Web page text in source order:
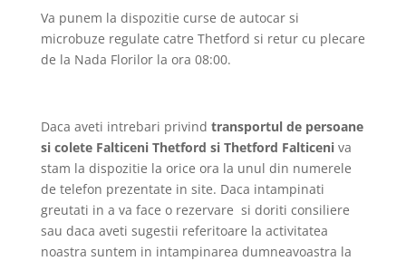
Va punem la dispozitie curse de autocar si
microbuze regulate catre Thetford si retur cu plecare
de la Nada Florilor la ora 08:00.
Daca aveti intrebari privind transportul de persoane
si colete Falticeni Thetford si Thetford Falticeni va
stam la dispozitie la orice ora la unul din numerele
de telefon prezentate in site. Daca intampinati
greutati in a va face o rezervare si doriti consiliere
sau daca aveti sugestii referitoare la activitatea
noastra suntem in intampinarea dumneavoastra la